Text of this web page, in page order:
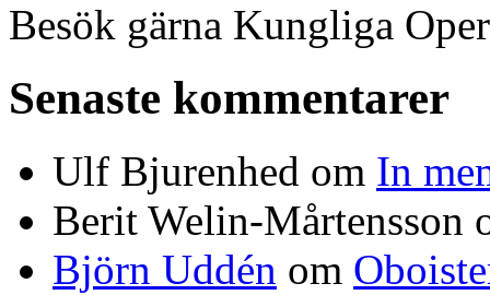
Besök gärna Kungliga
Senaste kommentarer
Ulf Bjurenhed om In
Berit Welin-Mårtensson
Björn Uddén om